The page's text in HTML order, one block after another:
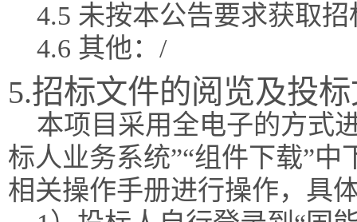
4.5 未按本公告要求获取
4.6 其他：/
5.招标文件的阅览及投
本项目采用全电子的方式
标人业务系统”“组件下载”
相关操作手册进行操作，具